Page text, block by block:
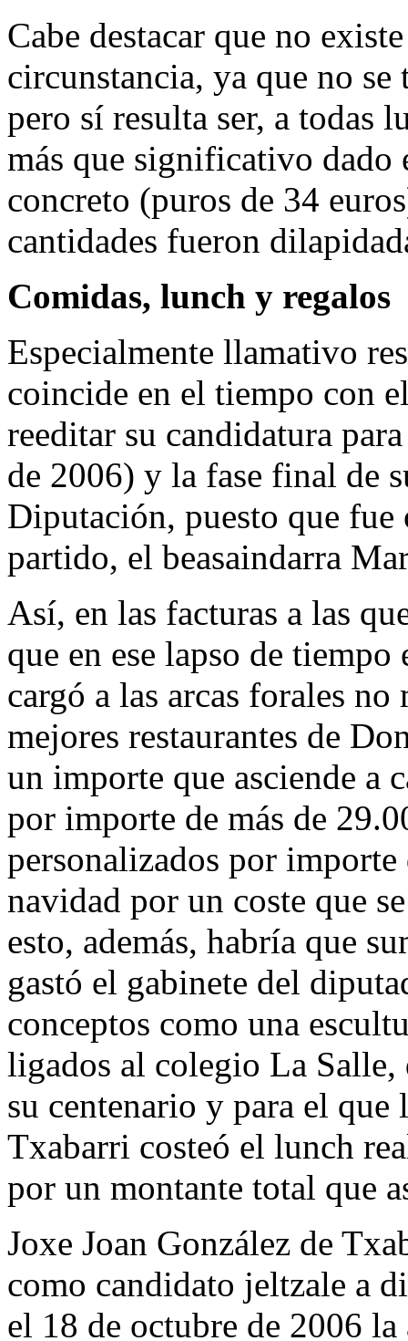
Cabe destacar que no
circunstancia, ya que no
pero sí resulta ser, a todas
más que significativo dado
concreto (puros de 34
cantidades fueron
Comidas, lunch y regalos
Especialmente llamativo
coincide en el tiempo con
reeditar su candidatura
de 2006) y la fase final de
Diputación, puesto que fue
partido, el beasaindarra
Así, en las facturas a las
que en ese lapso de
cargó a las arcas forales
mejores restaurantes de
un importe que asciende a
por importe de más de
personalizados por
navidad por un coste que
esto, además, habría que
gastó el gabinete del
conceptos como una
ligados al colegio La Salle,
su centenario y para el
Txabarri costeó el lunch
por un montante total que
Joxe Joan González de
como candidato jeltzale a
el 18 de octubre de 2006